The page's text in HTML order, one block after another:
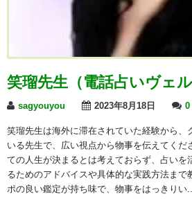
笑瑠先生（電話占いヴェル
sagyouyou 2023年8月18日 0
笑瑠先生は海外に滞在されていた経験から、
いる先生で、広い視点から物事を伝えてくだ
ての人生が決まるとは考えておらず、占いを
るためのアドバイスや具体的な実践方法まで
ポの良い鑑定が持ち味で、物事をはっきりい